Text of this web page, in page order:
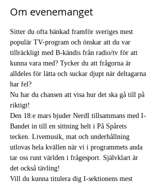
Om evenemanget
Sitter du ofta bänkad framför sveriges mest
populär TV-program och önskar att du var
tillräckligt med B-kändis från radio/tv för att
kunna vara med? Tycker du att frågorna är
alldeles för lätta och suckar djupt när deltagarna
har fel?
Nu har du chansen att visa hur det ska gå till på
riktigt!
Den 18:e mars bjuder NerdI tillsammans med I-
Bandet in till en sittning helt i På Spårets
tecken. Livemusik, mat och underhållning
utlovas hela kvällen när vi i programmets anda
tar oss runt världen i frågesport. Självklart är
det också tävling!
Vill du kunna titulera dig I-sektionens mest